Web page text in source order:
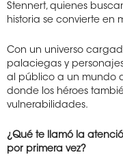
Stennert, quienes
historia se convierte en
Con un universo
palaciegas y
al público a un mundo
donde los héroes
vulnerabilidades.
¿Qué te llamó la
por primera vez?